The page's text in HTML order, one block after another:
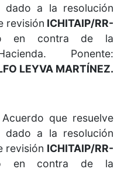
dado a la resolución
revisión ICHITAIP/RR-
en contra de la
Ponente:
LEYVA MARTÍNEZ.
que resuelve
dado a la resolución
revisión ICHITAIP/RR-
en contra de la